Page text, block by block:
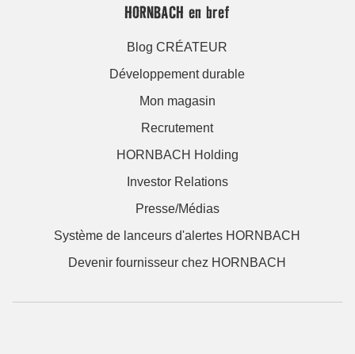
HORNBACH en bref
Blog CRÉATEUR
Développement durable
Mon magasin
Recrutement
HORNBACH Holding
Investor Relations
Presse/Médias
Système de lanceurs d'alertes HORNBACH
Devenir fournisseur chez HORNBACH